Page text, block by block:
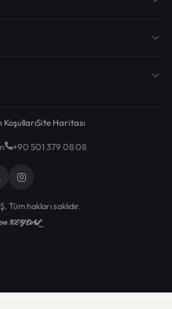
KoşullarıSite Haritası
+90 501 379 08 08
hakları saklıdır.
KEYDAL